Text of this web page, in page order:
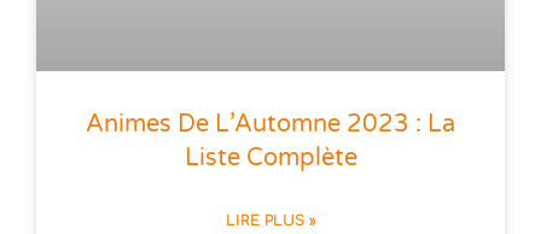
Animes De L’Automne 2023 : La
Liste Complète
LIRE PLUS »